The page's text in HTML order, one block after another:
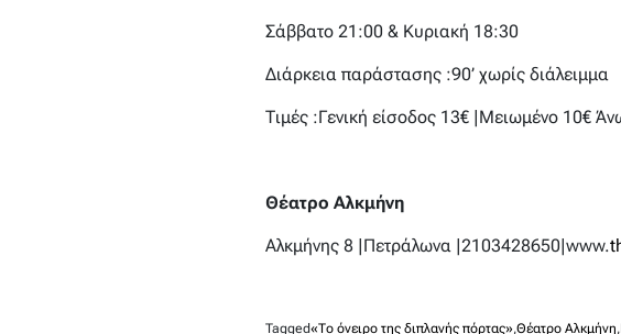
Σάββατο 21:00 & Κυριακή 18:30
Διάρκεια παράστασης :90’ χωρίς διάλειμμα
Τιμές :Γενική είσοδος 13€ |Μειωμένο 10€
Θέατρο Αλκμήνη
Αλκμήνης 8 |Πετράλωνα |2103428650|www.
Tagged«Το όνειρο της διπλανής πόρτας»,Θέατρο Αλκμήνη,